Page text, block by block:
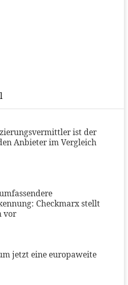
ist der
Anbieter im Vergleich
Checkmarx stellt
vor
jetzt eine europaweite